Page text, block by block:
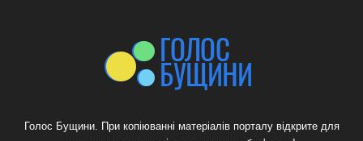
Голос Бущини. При копіюванні матеріалів порталу відкрите для